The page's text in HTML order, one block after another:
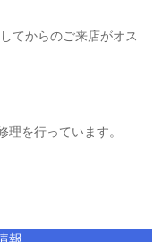
てからのご来店がオス
を行っています。
報